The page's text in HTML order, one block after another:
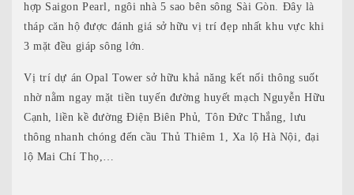
hợp Saigon Pearl, ngôi nhà 5 sao bên sông Sài Gòn. Đây là
tháp căn hộ được đánh giá sở hữu vị trí đẹp nhất khu vực khi
3 mặt đều giáp sông lớn.
Vị trí dự án Opal Tower sở hữu khả năng kết nối thông suốt
nhờ nằm ngay mặt tiền tuyến đường huyết mạch Nguyễn Hữu
Cạnh, liền kề đường Điện Biên Phủ, Tôn Đức Thắng, lưu
thông nhanh chóng đến cầu Thủ Thiêm 1, Xa lộ Hà Nội, đại
lộ Mai Chí Thọ,…